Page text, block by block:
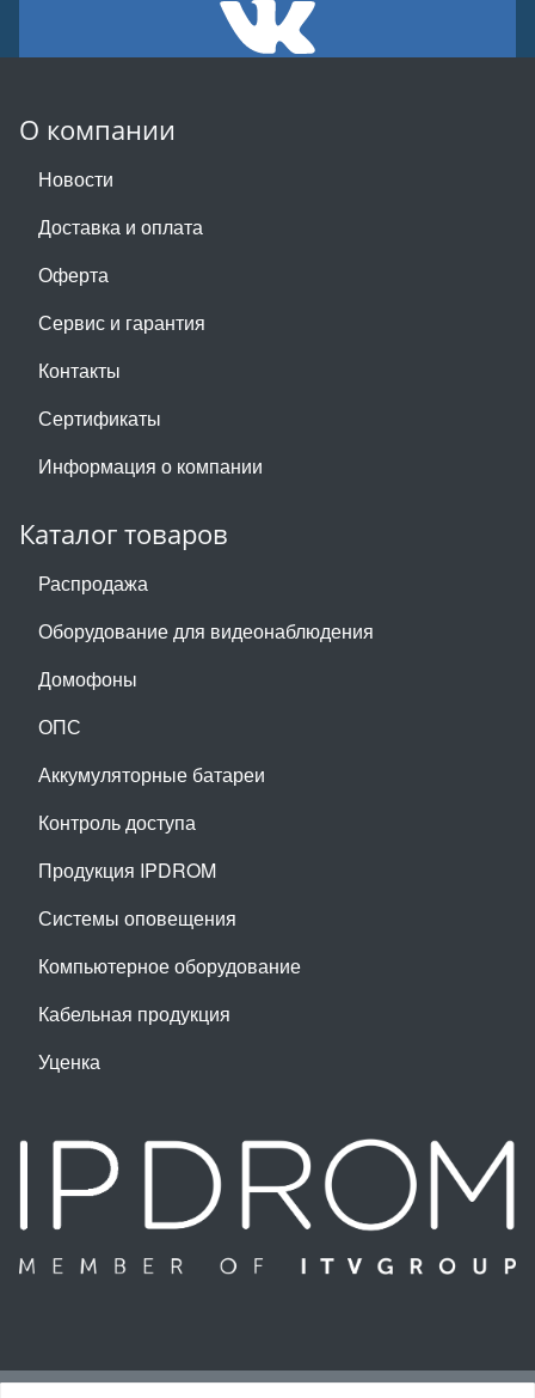
О компании
Новости
Доставка и оплата
Оферта
Сервис и гарантия
Контакты
Сертификаты
Информация о компании
Каталог товаров
Распродажа
Оборудование для видеонаблюдения
Домофоны
ОПС
Аккумуляторные батареи
Контроль доступа
Продукция IPDROM
Системы оповещения
Компьютерное оборудование
Кабельная продукция
Уценка